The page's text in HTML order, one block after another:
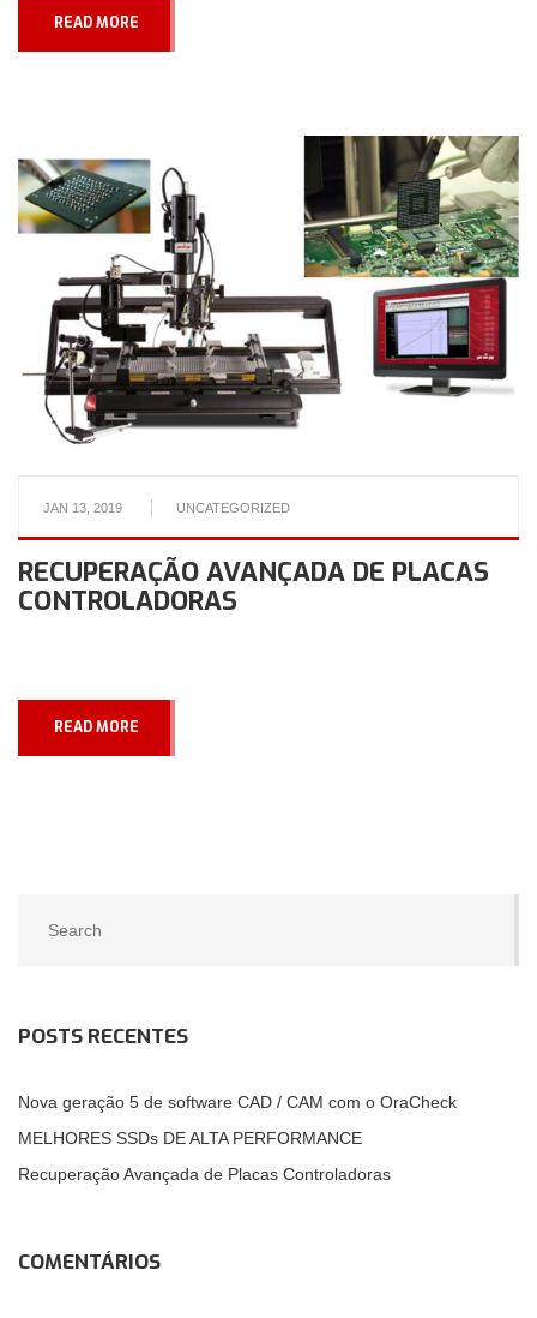
READ MORE
JAN 13, 2019 UNCATEGORIZED
RECUPERAÇÃO AVANÇADA DE PLACAS
CONTROLADORAS
READ MORE
POSTS RECENTES
Nova geração 5 de software CAD / CAM com o OraCheck
MELHORES SSDs DE ALTA PERFORMANCE
Recuperação Avançada de Placas Controladoras
COMENTÁRIOS